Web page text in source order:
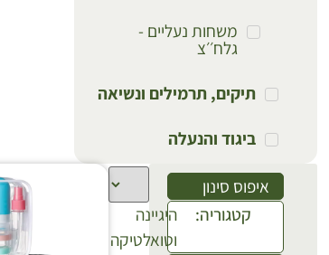
משחות נעליים -
גלח׳׳צ
תיקים, תרמילים ונשיאה
ביגוד והנעלה
איפוס סינון
קטגוריה:
היגיינה
וטואלטיקה